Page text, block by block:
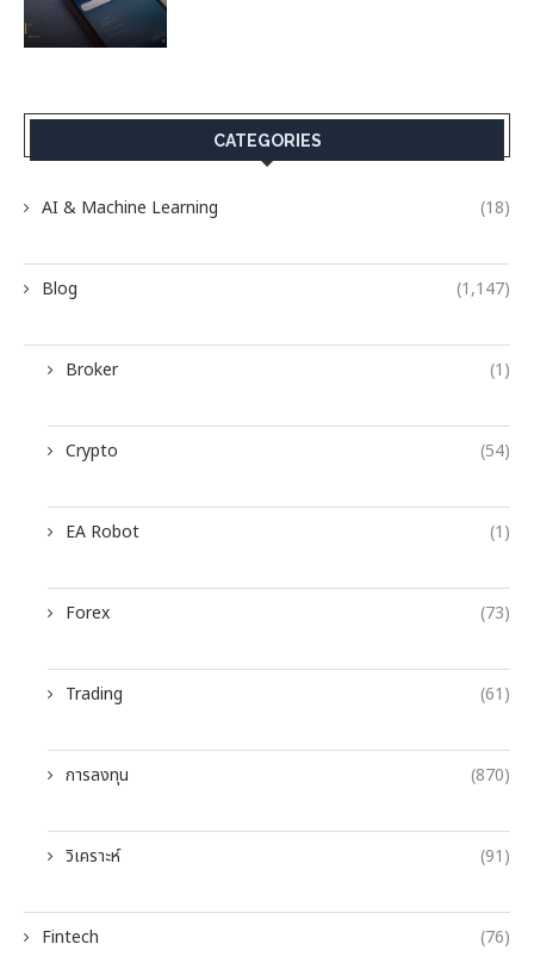
CATEGORIES
AI & Machine Learning (18)
Blog (1,147)
Broker (1)
Crypto (54)
EA Robot (1)
Forex (73)
Trading (61)
การลงทุน (870)
วิเคราะห์ (91)
Fintech (76)